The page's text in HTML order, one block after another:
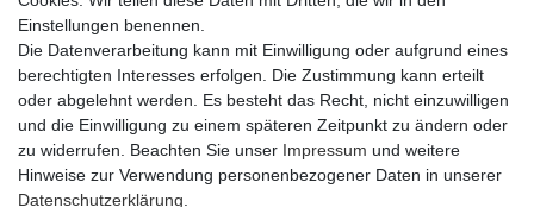
sehen immer frisch aus und bereiten Ihnen lange Zeit Freude.
Wie alle Pflanzen an der Wand werden die Infinity Blooms
handbefüllt, wodurch hohe Qualität und beeindruckende
Farbkombinationen möglich werden.
Einstellungen benennen.
Die Datenverarbeitung kann mit Einwilligung oder aufgrund eines
berechtigten Interesses erfolgen. Die Zustimmung kann erteilt
oder abgelehnt werden. Es besteht das Recht, nicht einzuwilligen
und die Einwilligung zu einem späteren Zeitpunkt zu ändern oder
zu widerrufen. Beachten Sie unser Impressum und weitere
Hinweise zur Verwendung personenbezogener Daten in unserer
Daten­schutz­erklärung